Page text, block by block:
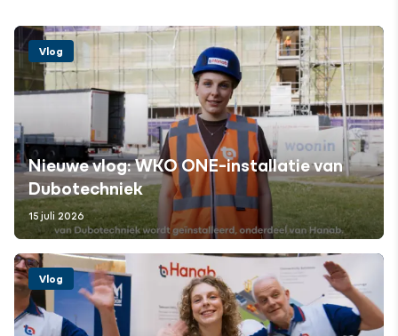
Nieuwe vlog: WKO ONE-installatie van
Dubotechniek
Vlog
15 juli 2026
Vlog